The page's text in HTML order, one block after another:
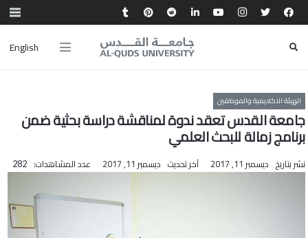
English
الهيئة الاكاديمية والموظفين
جامعة القدس تعقد ندوة لمناقشة دراسة بحثية ضمن
برنامج زمالة للبحث العلمي
نشر بتاريخ ديسمبر 11, 2017 آخر تحديث ديسمبر 11, 2017 عدد المشاهدات: 282